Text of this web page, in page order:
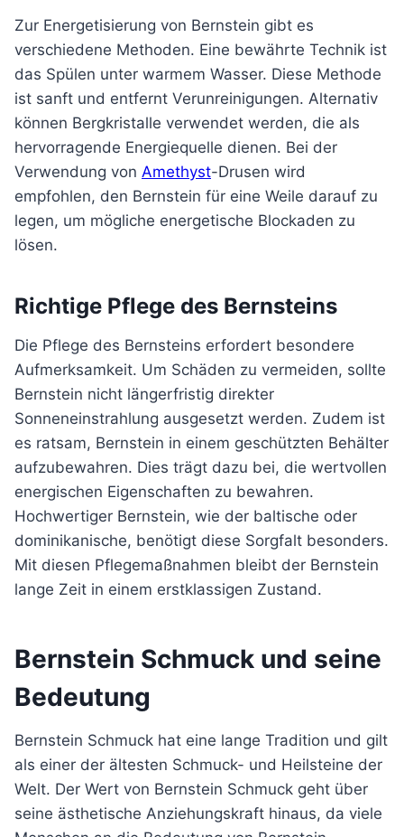
Zur Energetisierung von Bernstein gibt es
verschiedene Methoden. Eine bewährte Technik ist
das Spülen unter warmem Wasser. Diese Methode
ist sanft und entfernt Verunreinigungen. Alternativ
können Bergkristalle verwendet werden, die als
hervorragende Energiequelle dienen. Bei der
Verwendung von Amethyst-Drusen wird
empfohlen, den Bernstein für eine Weile darauf zu
legen, um mögliche energetische Blockaden zu
lösen.
Richtige Pflege des Bernsteins
Die Pflege des Bernsteins erfordert besondere
Aufmerksamkeit. Um Schäden zu vermeiden, sollte
Bernstein nicht längerfristig direkter
Sonneneinstrahlung ausgesetzt werden. Zudem ist
es ratsam, Bernstein in einem geschützten Behälter
aufzubewahren. Dies trägt dazu bei, die wertvollen
energischen Eigenschaften zu bewahren.
Hochwertiger Bernstein, wie der baltische oder
dominikanische, benötigt diese Sorgfalt besonders.
Mit diesen Pflegemaßnahmen bleibt der Bernstein
lange Zeit in einem erstklassigen Zustand.
Bernstein Schmuck und seine
Bedeutung
Bernstein Schmuck hat eine lange Tradition und gilt
als einer der ältesten Schmuck- und Heilsteine der
Welt. Der Wert von Bernstein Schmuck geht über
seine ästhetische Anziehungskraft hinaus, da viele